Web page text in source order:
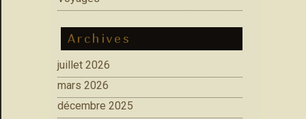
Archives
juillet 2026
mars 2026
décembre 2025